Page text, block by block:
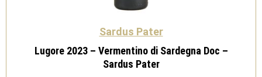
Sardus Pater
Lugore 2023 – Vermentino di Sardegna Doc –
Sardus Pater